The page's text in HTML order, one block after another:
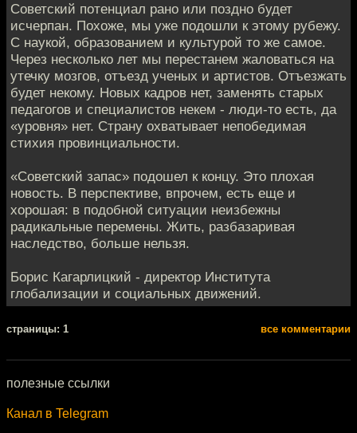
Советский потенциал рано или поздно будет
исчерпан. Похоже, мы уже подошли к этому рубежу.
С наукой, образованием и культурой то же самое.
Через несколько лет мы перестанем жаловаться на
утечку мозгов, отъезд ученых и артистов. Отъезжать
будет некому. Новых кадров нет, заменять старых
педагогов и специалистов некем - люди-то есть, да
«уровня» нет. Страну охватывает непобедимая
стихия провинциальности.
«Советский запас» подошел к концу. Это плохая
новость. В перспективе, впрочем, есть еще и
хорошая: в подобной ситуации неизбежны
радикальные перемены. Жить, разбазаривая
наследство, больше нельзя.
Борис Кагарлицкий - директор Института
глобализации и социальных движений.
cтраницы: 1 все комментарии
полезные ссылки
Канал в Telegram